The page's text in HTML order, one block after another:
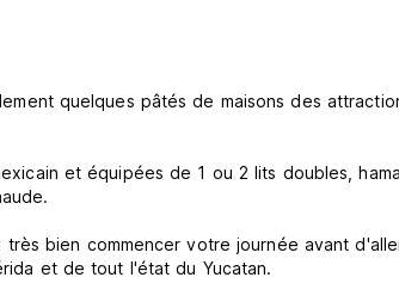
quelques pâtés de maisons des
et équipées de 1 ou 2 lits doubles,
bien commencer votre journée avant
et de tout l'état du Yucatan.